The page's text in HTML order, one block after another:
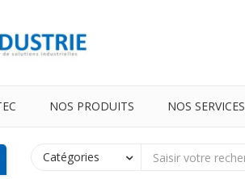
NOS PRODUITS NOS SERVICES
Catégories